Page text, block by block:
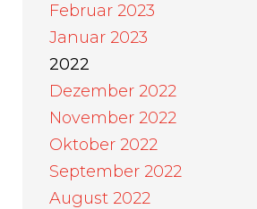
Februar 2023
Januar 2023
2022
Dezember 2022
November 2022
Oktober 2022
September 2022
August 2022